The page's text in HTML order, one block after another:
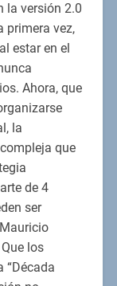
la versión 2.0
primera vez,
estar en el
Ahora, que
la
que
de 4
ser
los
“Década